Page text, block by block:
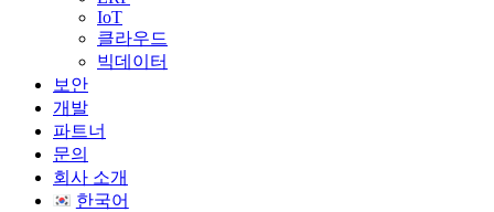
IoT
클라우드
빅데이터
보안
개발
파트너
문의
회사 소개
한국어